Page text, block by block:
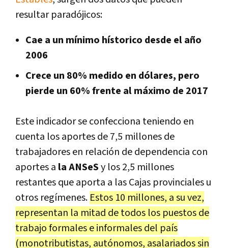
resultar paradójicos:
Cae a un mínimo hístorico desde el año
2006
Crece un 80% medido en dólares, pero
pierde un 60% frente al máximo de 2017
Este indicador se confecciona teniendo en
cuenta los aportes de 7,5 millones de
trabajadores en relación de dependencia con
aportes a la ANSeSy los 2,5 millones
restantes que aporta a las Cajas provinciales u
otros regímenes. Estos 10 millones, a su vez,
representan la mitad de todos los puestos de
trabajo formales e informales del país
(monotributistas, autónomos, asalariados sin